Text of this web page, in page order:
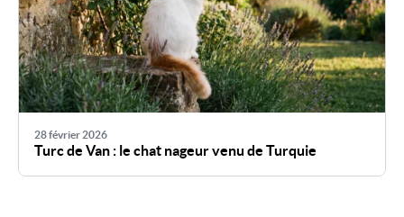
28 février 2026
Turc de Van : le chat nageur venu de Turquie